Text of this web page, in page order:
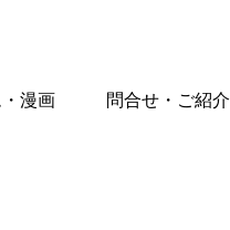
漫画 問合せ・ご紹介